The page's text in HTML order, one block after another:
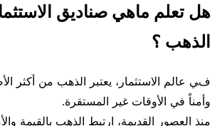
هل تعلم ماهي صناديق
الذهب ؟
في عالم الاستثمار، يعتبر الذهب من أكثر
وأمناً في الأوقات غير المستقرة.
منذ العصور القديمة، ارتبط الذهب بالقيمة